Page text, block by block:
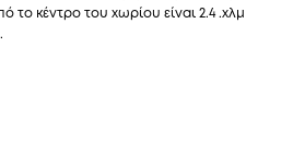
κέντρο του χωρίου είναι 2.4 .χλμ